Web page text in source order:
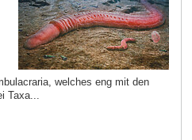
welches eng mit den
Taxa...